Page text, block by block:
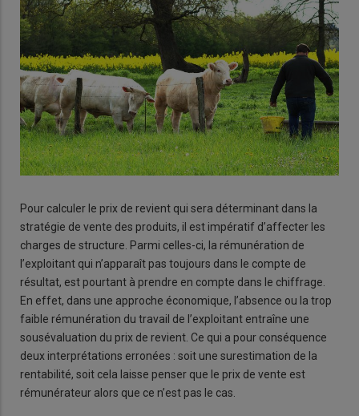
Pour calculer le prix de revient qui sera déterminant dans la
stratégie de vente des produits, il est impératif d’affecter les
charges de structure. Parmi celles-ci, la rémunération de
l’exploitant qui n’apparaît pas toujours dans le compte de
résultat, est pourtant à prendre en compte dans le chiffrage.
En effet, dans une approche économique, l’absence ou la trop
faible rémunération du travail de l’exploitant entraîne une
sousévaluation du prix de revient. Ce qui a pour conséquence
deux interprétations erronées : soit une surestimation de la
rentabilité, soit cela laisse penser que le prix de vente est
rémunérateur alors que ce n’est pas le cas.